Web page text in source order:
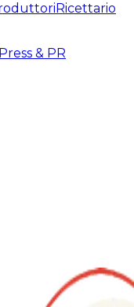
Ricettario
Press & PR
Esperienze